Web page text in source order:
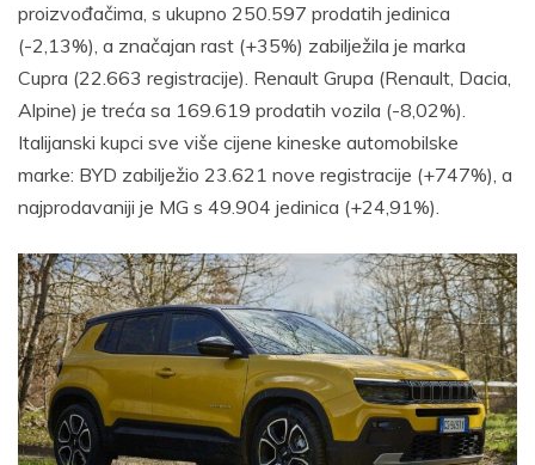
proizvođačima, s ukupno 250.597 prodatih jedinica
(-2,13%), a značajan rast (+35%) zabilježila je marka
Cupra (22.663 registracije). Renault Grupa (Renault, Dacia,
Alpine) je treća sa 169.619 prodatih vozila (-8,02%).
Italijanski kupci sve više cijene kineske automobilske
marke: BYD zabilježio 23.621 nove registracije (+747%), a
najprodavaniji je MG s 49.904 jedinica (+24,91%).